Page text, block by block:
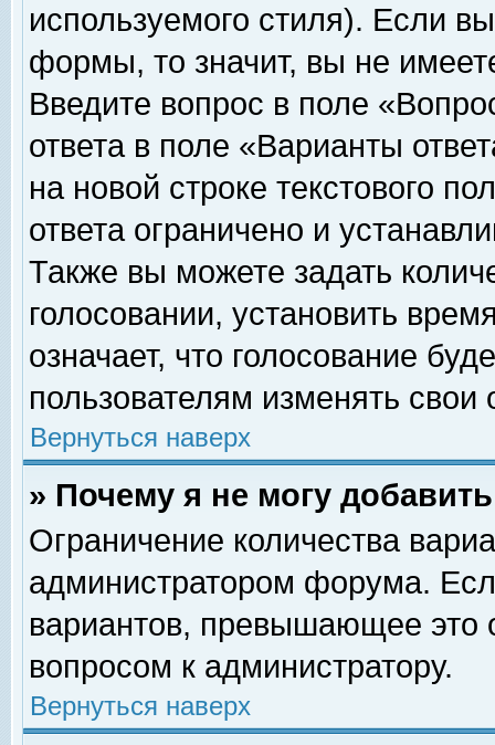
используемого стиля). Если
формы, то значит, вы не
Введите вопрос в поле
ответа в поле «Варианты
на новой строке текстового
ответа ограничено и
Также вы можете задать
голосовании, установить
означает, что голосование
пользователям изменять свои
Вернуться наверх
» Почему я не могу
Ограничение количества
администратором форума.
вариантов, превышающее это
вопросом к администратору.
Вернуться наверх